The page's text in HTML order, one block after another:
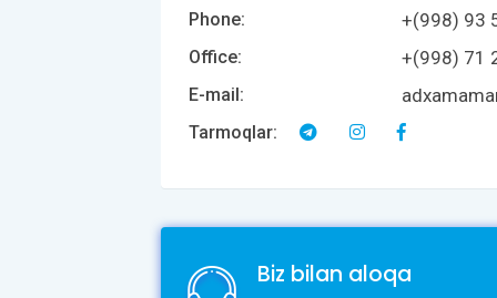
Phone: +(998) 93
Office: +(998) 71
E-mail:
Tarmoqlar:
Biz bilan aloqa